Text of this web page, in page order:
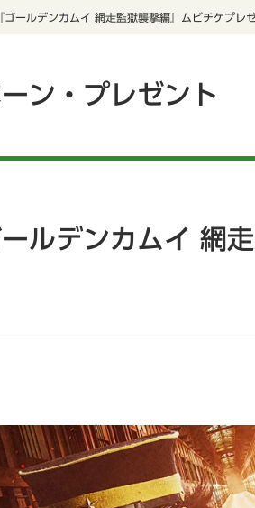
ゴールデンカムイ 網走監獄襲撃編』ムビチケプレゼ
ン・プレゼント
ルデンカムイ 網